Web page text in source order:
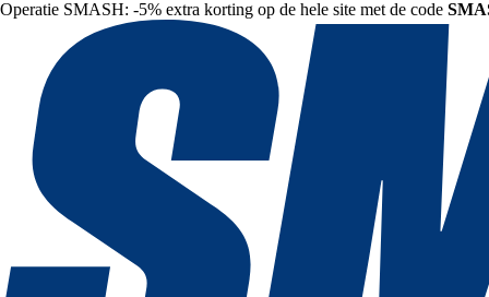
Operatie SMASH: -5% extra korting op de hele site met de code